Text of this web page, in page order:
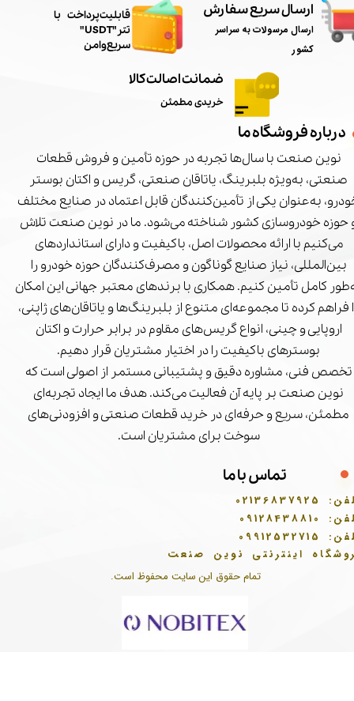
تمام حقوق این سایت محفوظ است.
ارسال سریع سفارش
ارسال مرسولات به سراسر
کشور
ضمانت اصالت کالا
خریدی مطمئن
درباره فروشگاه ما
نوین صنعت با سال‌ها تجربه در حوزه تأمین و فروش قطعات
صنعتی، به‌ویژه بلبرینگ، یاتاقان صنعتی، گریس و اکتان بوستر
به‌عنوان یکی از تأمین‌کنندگان قابل اعتماد در صنایع مختلف
حوزه خودروسازی کشور شناخته می‌شود. ما در نوین صنعت تلاش
می‌کنیم با ارائه محصولات اصل، باکیفیت و دارای استانداردهای
بین‌المللی، نیاز صنایع گوناگون و مصرف‌کنندگان حوزه خودرو را
کامل تأمین کنیم. همکاری با برندهای معتبر جهانی این امکان
فراهم کرده تا مجموعه‌ای متنوع از بلبرینگ‌ها و یاتاقان‌های ژاپنی،
اروپایی و چینی، انواع گریس‌های مقاوم در برابر حرارت و اکتان
بوسترهای باکیفیت را در اختیار مشتریان قرار دهیم.
تخصص فنی، مشاوره دقیق و پشتیبانی مستمر از اصولی است که
نوین صنعت بر پایه آن فعالیت می‌کند. هدف ما ایجاد تجربه‌ای
مطمئن، سریع و حرفه‌ای در خرید قطعات صنعتی و افزودنی‌های
سوخت برای مشتریان است.
تماس با ما
02136837925
09128438810
09912532715
اینترنتی نوین صنعت
​قابلیت پرداخت با
تتر"USDT"
سریع و امن